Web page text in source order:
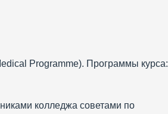
Programme). Программы курса:
колледжа советами по